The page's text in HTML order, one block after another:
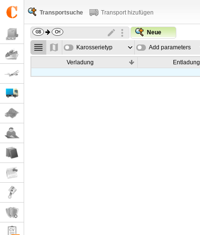
Transportsuche Transport hizufügen
Neue
Karosserietyp Add parameters
Verladung Entladung